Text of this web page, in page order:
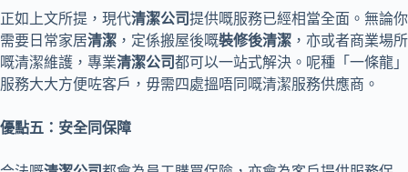
正如上文所提，現代清潔公司提供嘅服務已經相當全面。無論你
需要日常家居清潔 ，定係搬屋後嘅裝修後清潔 ，亦或者商業場所
嘅清潔維護，專業清潔公司都可以一站式解決。呢種「一條龍」
服務大大方便咗客戶，毋需四處搵唔同嘅清潔服務供應商。
優點五：安全同保障